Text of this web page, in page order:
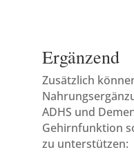
Ergänzend
Zusätzlich
ADHS und
Gehirnfunktion
zu unterstützen: